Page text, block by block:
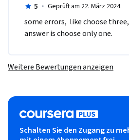
5 · Geprüft am 22. März 2024
some errors,  like choose
answer is choose only one.
Weitere Bewertungen anzeigen
Schalten Sie den Zugang zu